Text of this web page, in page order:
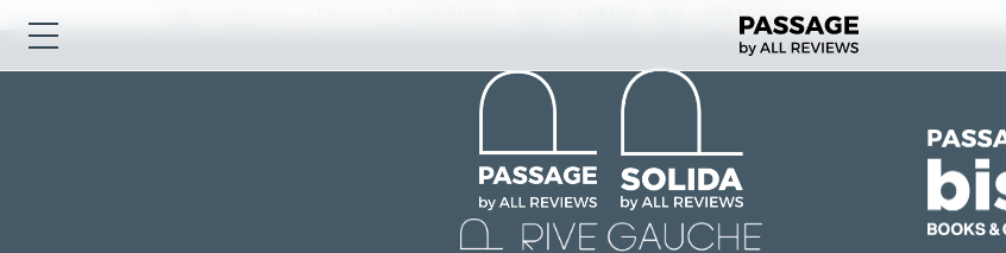
【イベント】6/10(水)19時〜 新企画「鉄腸放談」開催！@PASSAGE_bis